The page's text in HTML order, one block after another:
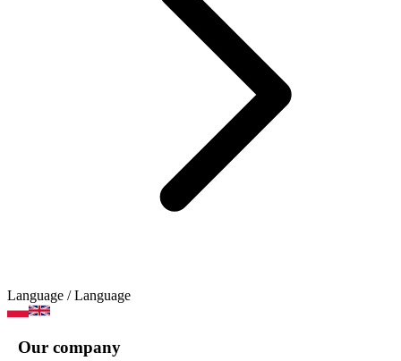
Language / Language
Our company